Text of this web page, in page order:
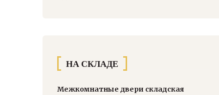
НА СКЛАДЕ
Межкомнатные двери складская